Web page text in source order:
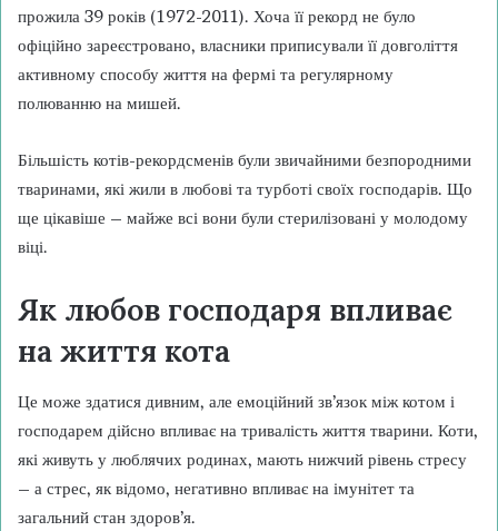
прожила 39 років (1972-2011). Хоча її рекорд не було
офіційно зареєстровано, власники приписували її довголіття
активному способу життя на фермі та регулярному
полюванню на мишей.
Більшість котів-рекордсменів були звичайними безпородними
тваринами, які жили в любові та турботі своїх господарів. Що
ще цікавіше – майже всі вони були стерилізовані у молодому
віці.
Як любов господаря впливає
на життя кота
Це може здатися дивним, але емоційний зв’язок між котом і
господарем дійсно впливає на тривалість життя тварини. Коти,
які живуть у люблячих родинах, мають нижчий рівень стресу
– а стрес, як відомо, негативно впливає на імунітет та
загальний стан здоров’я.